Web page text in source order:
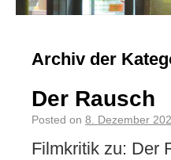
Archiv der
Der Rausch
Posted on 8. Dezember
Filmkritik zu: Der